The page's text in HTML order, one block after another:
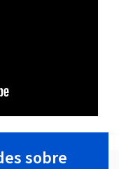
sobre